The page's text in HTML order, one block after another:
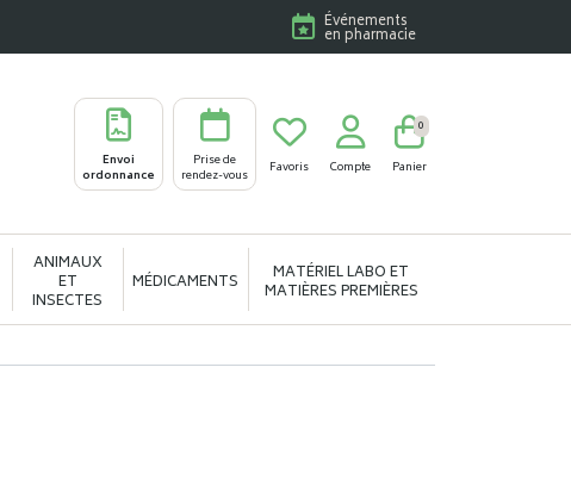
Événements
en pharmacie
Envoi
ordonnance
Prise de
rendez-vous
Favoris Compte Panier
0
ANIMAUX
ET
INSECTES
MÉDICAMENTS MATÉRIEL LABO ET
MATIÈRES PREMIÈRES